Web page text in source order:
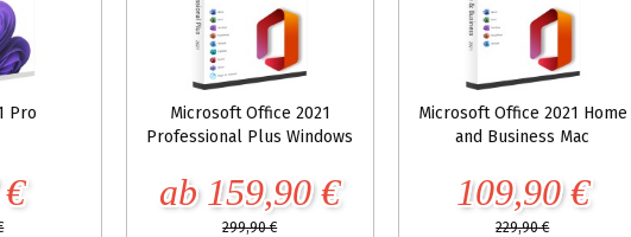
Pro
Microsoft Office 2021
Professional Plus Windows
ab 159,90 €
299,90 €
Microsoft Office 2021 Home
and Business Mac
109,90 €
229,90 €